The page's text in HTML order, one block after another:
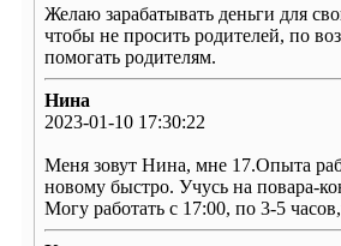
Желаю зарабатывать деньги для
чтобы не просить родителей, по
помогать родителям.
Нина
2023-01-10 17:30:22
Меня зовут Нина, мне 17.Опыта
новому быстро. Учусь на повара-
Могу работать с 17:00, по 3-5